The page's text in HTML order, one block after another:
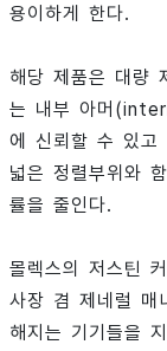
용이하게 한다.
해당 제품은 대량
는 내부 아머
에 신뢰할 수 있고
넓은 정렬부위와
률을 줄인다.
몰렉스의 저스틴
사장 겸 제네럴 매
해지는 기기들을